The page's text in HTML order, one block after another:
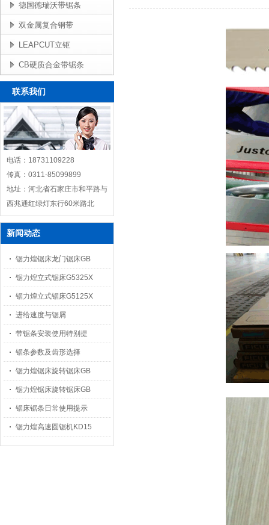
德国德瑞沃带锯条
双金属复合钢带
LEAPCUT立钜
CB硬质合金带锯条
联系我们
电话：18731109228
传真：0311-85099899
地址：河北省石家庄市和平路与
西兆通红绿灯东行60米路北
新闻动态
锯力煌锯床龙门锯床GB
锯力煌立式锯床G5325X
锯力煌立式锯床G5125X
进给速度与锯屑
带锯条安装使用特别提
锯条参数及齿形选择
锯力煌锯床旋转锯床GB
锯力煌锯床旋转锯床GB
锯床锯条日常使用提示
锯力煌高速圆锯机KD15